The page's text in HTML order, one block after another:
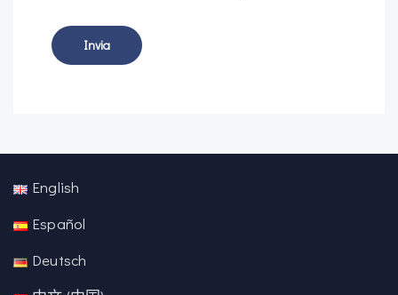
English
Español
Deutsch